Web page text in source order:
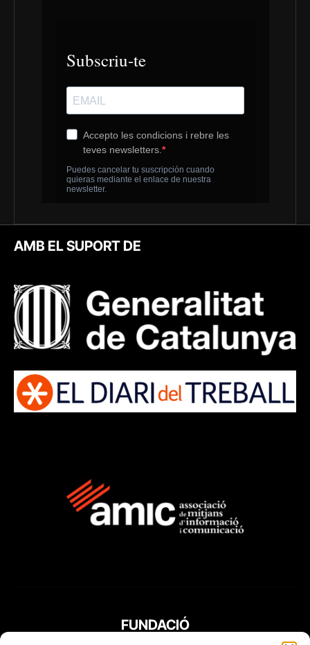
AMB EL SUPORT DE
FUNDACIÓ